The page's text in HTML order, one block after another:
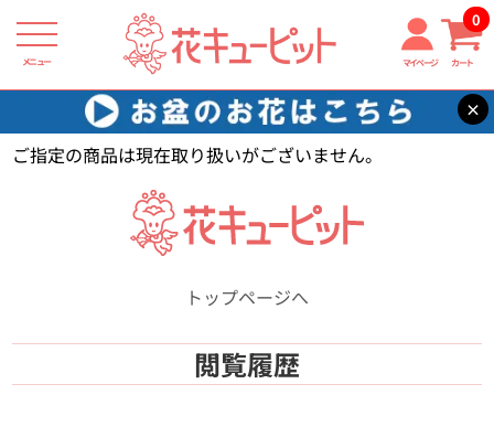
メニュー マイページ カート
0
×
花キューピット 【】
ご指定の商品は現在取り扱いがございません。
トップページへ
閲覧履歴